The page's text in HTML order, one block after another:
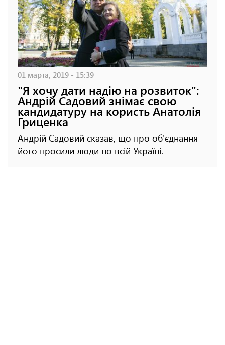
01 марта, 2019 - 15:39
"Я хочу дати надію на розвиток":
Андрій Садовий знімає свою
кандидатуру на користь Анатолія
Гриценка
Андрій Садовий сказав, що про об'єднання
його просили люди по всій Україні.